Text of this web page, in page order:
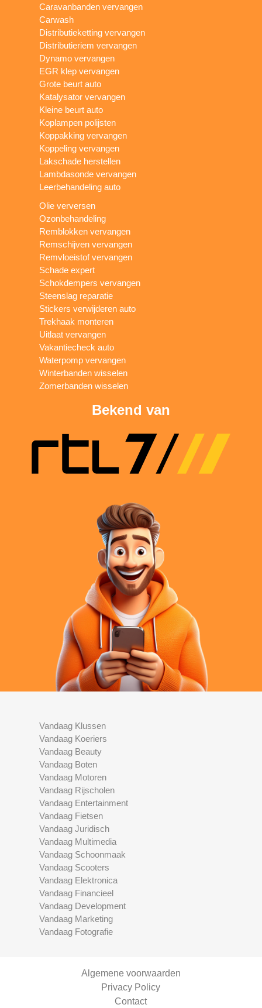
Caravanbanden vervangen
Carwash
Distributieketting vervangen
Distributieriem vervangen
Dynamo vervangen
EGR klep vervangen
Grote beurt auto
Katalysator vervangen
Kleine beurt auto
Koplampen polijsten
Koppakking vervangen
Koppeling vervangen
Lakschade herstellen
Lambdasonde vervangen
Leerbehandeling auto
Olie verversen
Ozonbehandeling
Remblokken vervangen
Remschijven vervangen
Remvloeistof vervangen
Schade expert
Schokdempers vervangen
Steenslag reparatie
Stickers verwijderen auto
Trekhaak monteren
Uitlaat vervangen
Vakantiecheck auto
Waterpomp vervangen
Winterbanden wisselen
Zomerbanden wisselen
Bekend van
Vandaag Klussen
Vandaag Koeriers
Vandaag Beauty
Vandaag Boten
Vandaag Motoren
Vandaag Rijscholen
Vandaag Entertainment
Vandaag Fietsen
Vandaag Juridisch
Vandaag Multimedia
Vandaag Schoonmaak
Vandaag Scooters
Vandaag Elektronica
Vandaag Financieel
Vandaag Development
Vandaag Marketing
Vandaag Fotografie
Algemene voorwaarden
Privacy Policy
Contact